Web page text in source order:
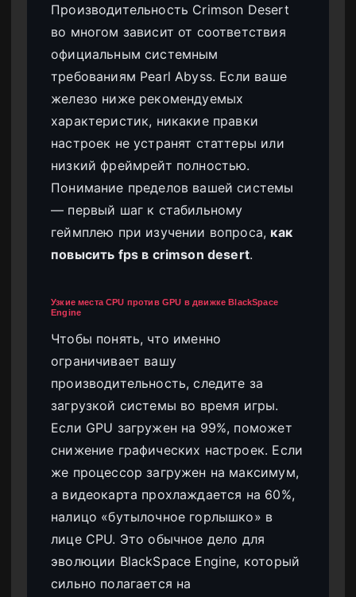
Производительность Crimson Desert
во многом зависит от соответствия
официальным системным
требованиям Pearl Abyss. Если ваше
железо ниже рекомендуемых
характеристик, никакие правки
настроек не устранят статтеры или
низкий фреймрейт полностью.
Понимание пределов вашей системы
— первый шаг к стабильному
геймплею при изучении вопроса, как
повысить fps в crimson desert.
Узкие места CPU против GPU в движке BlackSpace
Engine
Чтобы понять, что именно
ограничивает вашу
производительность, следите за
загрузкой системы во время игры.
Если GPU загружен на 99%, поможет
снижение графических настроек. Если
же процессор загружен на максимум,
а видеокарта прохлаждается на 60%,
налицо «бутылочное горлышко» в
лице CPU. Это обычное дело для
эволюции BlackSpace Engine, который
сильно полагается на